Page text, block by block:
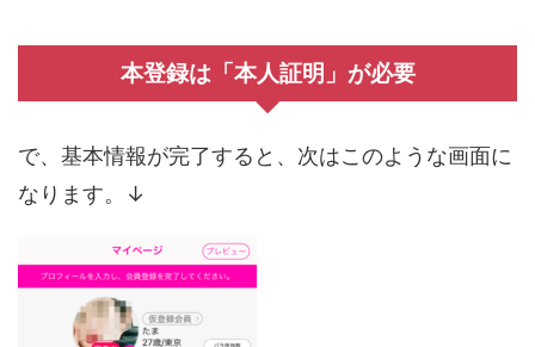
本登録は「本人証明」が必要
で、基本情報が完了すると、次はこのような画面に
なります。↓